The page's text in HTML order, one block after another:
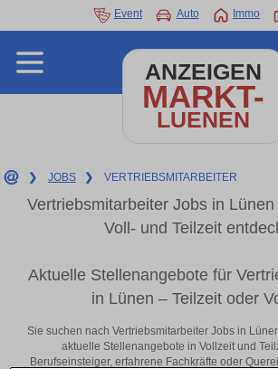
Event Auto Immo
ANZEIGEN
MARKT-
LUENEN
❯ JOBS ❯ VERTRIEBSMITARBEITER
Vertriebsmitarbeiter Jobs in
Voll- und Teilzeit
Aktuelle Stellenangebote für
in Lünen – Teilzeit oder
Sie suchen nach Vertriebsmitarbeiter Jobs in
aktuelle Stellenangebote in Vollzeit und
Berufseinsteiger, erfahrene Fachkräfte oder